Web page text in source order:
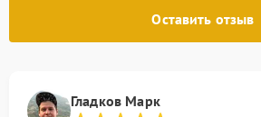
Оставить отзыв
Гладков Марк